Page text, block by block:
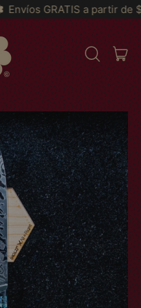
a partir de $2,200 a Toda
CERCA
NEL
NOSTRO
SITO